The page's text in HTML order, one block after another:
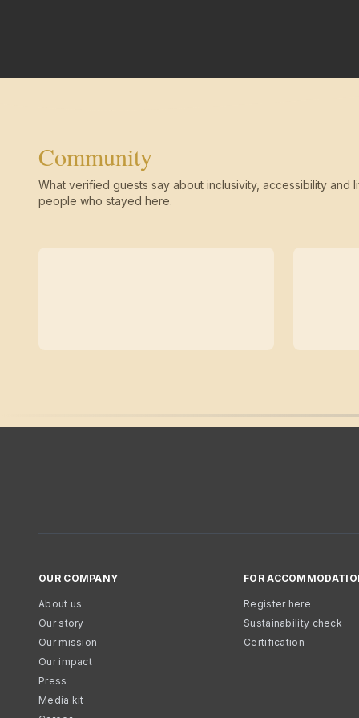
Community
What verified guests say about inclusivity, accessibility and
people who stayed here.
OUR COMPANY
About us
Our story
Our mission
Our impact
Press
Media kit
FOR
Register here
Sustainability check
Certification